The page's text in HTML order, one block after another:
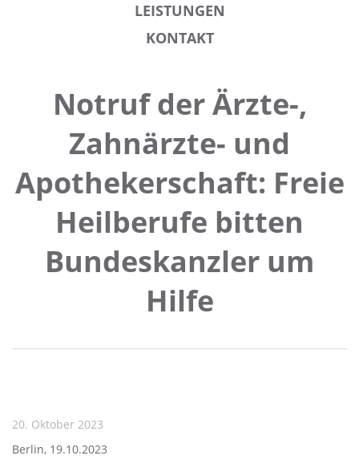
LEISTUNGEN
KONTAKT
Notruf der Ärzte-,
Zahnärzte- und
Apothekerschaft: Freie
Heilberufe bitten
Bundeskanzler um
Hilfe
20. Oktober 2023
Berlin, 19.10.2023